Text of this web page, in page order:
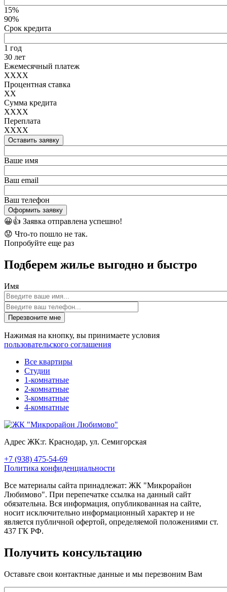
15%
90%
Срок кредита
1 год
30 лет
Ежемесячный платеж
XXXX
Процентная ставка
XX
Сумма кредита
XXXX
Переплата
XXXX
Оставить заявку
Ваше имя
Ваш email
Ваш телефон
Оформить заявку
😀👍 Заявка отправлена успешно!
😟 Что-то пошло не так.
Попробуйте еще раз
Подберем жилье выгодно и быстро
Имя
Перезвоните мне
Нажимая на кнопку, вы принимаете условия
пользовательского соглашения
Все квартиры
Студии
1-комнатные
2-комнатные
3-комнатные
4-комнатные
Адрес ЖК:г. Краснодар, ул. Семигорская
+7 (938) 475-54-69
Политика конфиденциальности
Все материалы сайта принадлежат: ЖК "Микрорайон
Любимово". При перепечатке ссылка на данный сайт
обязательна. Вся информация, опубликованная на сайте,
носит исключительно информационный характер и не
является публичной офертой, определяемой положениями ст.
437 ГК РФ.
Получить консультацию
Оставьте свои контактные данные и мы перезвоним Вам